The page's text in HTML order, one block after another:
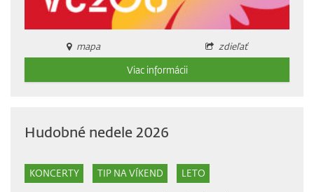
mapa
zdieľať
Viac informácii
Hudobné nedele 2026
KONCERTY TIP NA VÍKEND LETO